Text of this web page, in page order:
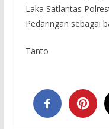
Laka Satlantas
Pedaringan sebagai
Tanto